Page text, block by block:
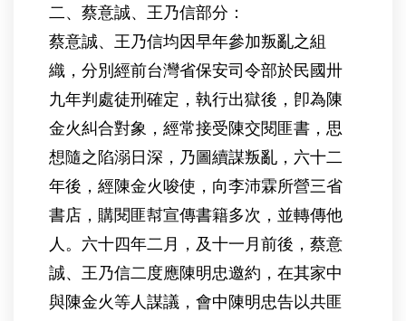
二、蔡意誠、王乃信部分：
蔡意誠、王乃信均因早年參加叛亂之組
織，分別經前台灣省保安司令部於民國卅
九年判處徒刑確定，執行出獄後，卽為陳
金火糾合對象，經常接受陳交閱匪書，思
想隨之陷溺日深，乃圖續謀叛亂，六十二
年後，經陳金火唆使，向李沛霖所營三省
書店，購閱匪幇宣傳書籍多次，並轉傳他
人。六十四年二月，及十一月前後，蔡意
誠、王乃信二度應陳明忠邀約，在其家中
與陳金火等人謀議，會中陳明忠告以共匪